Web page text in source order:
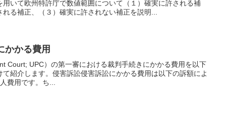
いて欧州特許庁で数値範囲について（１）確実に許される補
る補正、（３）確実に許されない補正を説明...
かかる費用
Court; UPC）の第一審における裁判手続きにかかる費用を以下
紹介します。侵害訴訟侵害訴訟にかかる費用は以下の訴額によ
費用です。ち...